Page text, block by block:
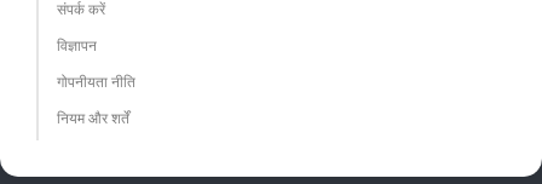
संपर्क करें
विज्ञापन
गोपनीयता नीति
नियम और शर्तें